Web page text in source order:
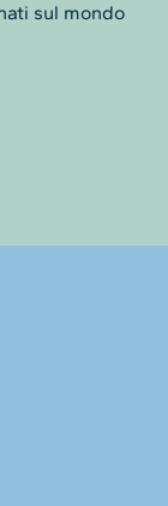
sul mondo